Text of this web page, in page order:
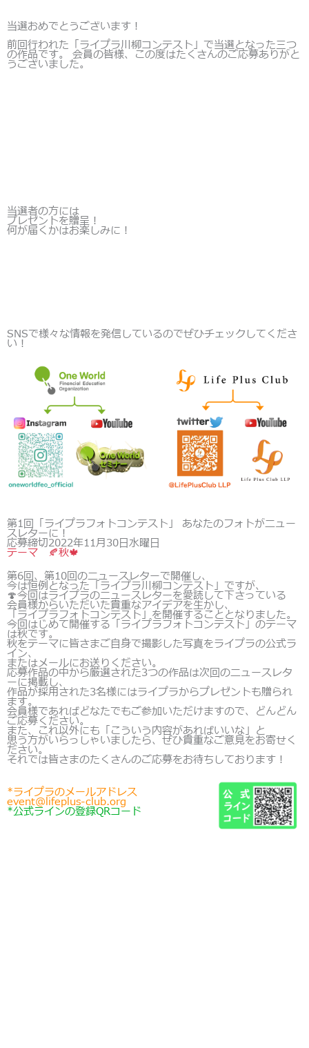
当選おめでとうございます！
前回行われた「ライプラ川柳コンテスト」で当選となった三つ
の作品です。 会員の皆様、この度はたくさんのご応募ありがと
うございました。
当選者の方には
プレゼントを贈呈！
何が届くかはお楽しみに！
SNSで様々な情報を発信しているのでぜひチェックしてくださ
い！
第1回「ライプラフォトコンテスト」 あなたのフォトがニュー
スレターに！
応募締切2022年11月30日水曜日
テーマ 🍂秋🍁
第6回、第10回のニュースレターで開催し、
今は恒例となった「ライプラ川柳コンテスト」ですが、
🍄今回はライプラのニュースレターを愛読して下さっている
会員様からいただいた貴重なアイデアを生かし、
「ライプラフォトコンテスト」を開催することとなりました。
今回はじめて開催する「ライプラフォトコンテスト」のテーマ
は秋です。
秋をテーマに皆さまご自身で撮影した写真をライプラの公式ラ
イン、
またはメールにお送りください。
応募作品の中から厳選された3つの作品は次回のニュースレタ
ーに掲載し、
作品が採用された3名様にはライプラからプレゼントも贈られ
ます。
会員様であればどなたでもご参加いただけますので、どんどん
ご応募ください。
また、これ以外にも「こういう内容があればいいな」と
思う方がいらっしゃいましたら、ぜひ貴重なご意見をお寄せく
ださい。
それでは皆さまのたくさんのご応募をお待ちしております！
*ライプラのメールアドレス
event@lifeplus-club.org
*公式ラインの登録QRコード